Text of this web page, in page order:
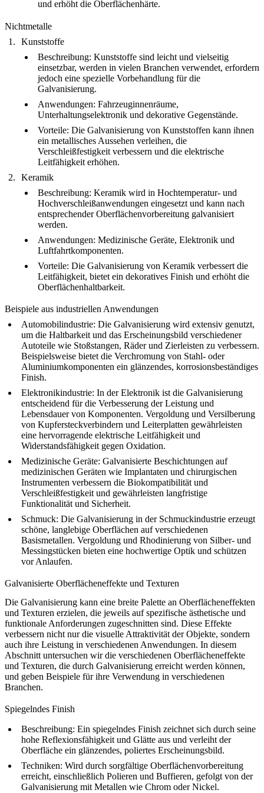
und erhöht die Oberflächenhärte.
Nichtmetalle
Kunststoffe
Beschreibung: Kunststoffe sind leicht und vielseitig
einsetzbar, werden in vielen Branchen verwendet, erfordern
jedoch eine spezielle Vorbehandlung für die
Galvanisierung.
Anwendungen: Fahrzeuginnenräume,
Unterhaltungselektronik und dekorative Gegenstände.
Vorteile: Die Galvanisierung von Kunststoffen kann ihnen
ein metallisches Aussehen verleihen, die
Verschleißfestigkeit verbessern und die elektrische
Leitfähigkeit erhöhen.
Keramik
Beschreibung: Keramik wird in Hochtemperatur- und
Hochverschleißanwendungen eingesetzt und kann nach
entsprechender Oberflächenvorbereitung galvanisiert
werden.
Anwendungen: Medizinische Geräte, Elektronik und
Luftfahrtkomponenten.
Vorteile: Die Galvanisierung von Keramik verbessert die
Leitfähigkeit, bietet ein dekoratives Finish und erhöht die
Oberflächenhaltbarkeit.
Beispiele aus industriellen Anwendungen
Automobilindustrie: Die Galvanisierung wird extensiv genutzt,
um die Haltbarkeit und das Erscheinungsbild verschiedener
Autoteile wie Stoßstangen, Räder und Zierleisten zu verbessern.
Beispielsweise bietet die Verchromung von Stahl- oder
Aluminiumkomponenten ein glänzendes, korrosionsbeständiges
Finish.
Elektronikindustrie: In der Elektronik ist die Galvanisierung
entscheidend für die Verbesserung der Leistung und
Lebensdauer von Komponenten. Vergoldung und Versilberung
von Kupfersteckverbindern und Leiterplatten gewährleisten
eine hervorragende elektrische Leitfähigkeit und
Widerstandsfähigkeit gegen Oxidation.
Medizinische Geräte: Galvanisierte Beschichtungen auf
medizinischen Geräten wie Implantaten und chirurgischen
Instrumenten verbessern die Biokompatibilität und
Verschleißfestigkeit und gewährleisten langfristige
Funktionalität und Sicherheit.
Schmuck: Die Galvanisierung in der Schmuckindustrie erzeugt
schöne, langlebige Oberflächen auf verschiedenen
Basismetallen. Vergoldung und Rhodinierung von Silber- und
Messingstücken bieten eine hochwertige Optik und schützen
vor Anlaufen.
Galvanisierte Oberflächeneffekte und Texturen
Die Galvanisierung kann eine breite Palette an Oberflächeneffekten
und Texturen erzielen, die jeweils auf spezifische ästhetische und
funktionale Anforderungen zugeschnitten sind. Diese Effekte
verbessern nicht nur die visuelle Attraktivität der Objekte, sondern
auch ihre Leistung in verschiedenen Anwendungen. In diesem
Abschnitt untersuchen wir die verschiedenen Oberflächeneffekte
und Texturen, die durch Galvanisierung erreicht werden können,
und geben Beispiele für ihre Verwendung in verschiedenen
Branchen.
Spiegelndes Finish
Beschreibung: Ein spiegelndes Finish zeichnet sich durch seine
hohe Reflexionsfähigkeit und Glätte aus und verleiht der
Oberfläche ein glänzendes, poliertes Erscheinungsbild.
Techniken: Wird durch sorgfältige Oberflächenvorbereitung
erreicht, einschließlich Polieren und Buffieren, gefolgt von der
Galvanisierung mit Metallen wie Chrom oder Nickel.